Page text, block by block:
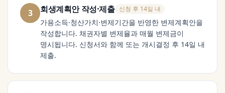
3 회생계획안 작성·제출 신청 후 14일 내
가용소득·청산가치·변제기간을 반영한 변제계획안을
작성합니다. 채권자별 변제율과 매월 변제금이
명시됩니다. 신청서와 함께 또는 개시결정 후 14일 내
제출.